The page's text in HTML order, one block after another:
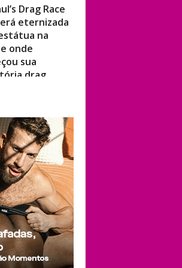
eternizada
na
onde
sua
drag
viram
na web por
de
faz
de RuPaul’s
festa
de